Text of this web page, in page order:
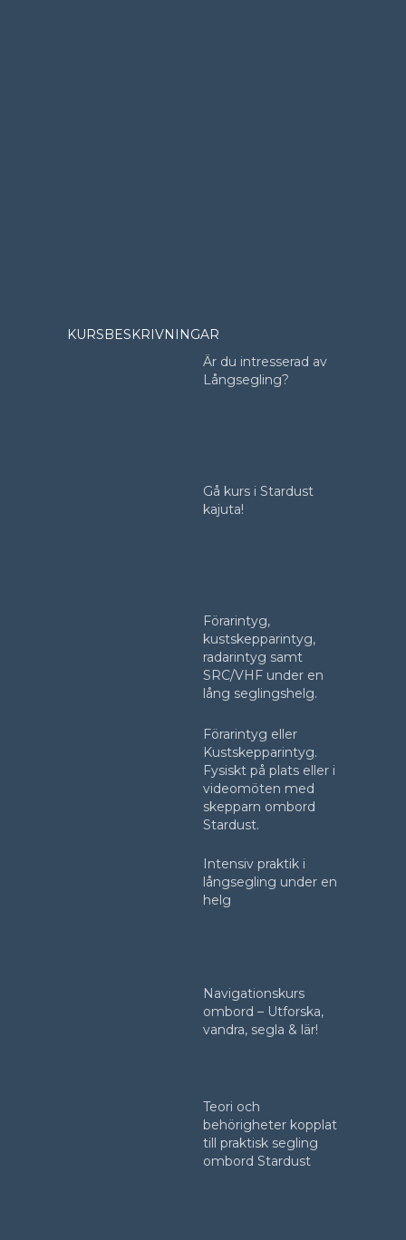
KURSBESKRIVNINGAR
Är du intresserad av
Långsegling?
Gå kurs i Stardust
kajuta!
Förarintyg,
kustskepparintyg,
radarintyg samt
SRC/VHF under en
lång seglingshelg.
Förarintyg eller
Kustskepparintyg.
Fysiskt på plats eller i
videomöten med
skepparn ombord
Stardust.
Intensiv praktik i
långsegling under en
helg
Navigationskurs
ombord – Utforska,
vandra, segla & lär!
Teori och
behörigheter kopplat
till praktisk segling
ombord Stardust